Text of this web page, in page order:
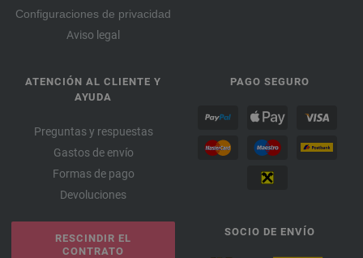
Configuraciones de privacidad
Aviso legal
ATENCIÓN AL CLIENTE Y
AYUDA
Preguntas y respuestas
Gastos de envío
Formas de pago
Devoluciones
RESCINDIR EL
CONTRATO
PAGO SEGURO
SOCIO DE ENVÍO